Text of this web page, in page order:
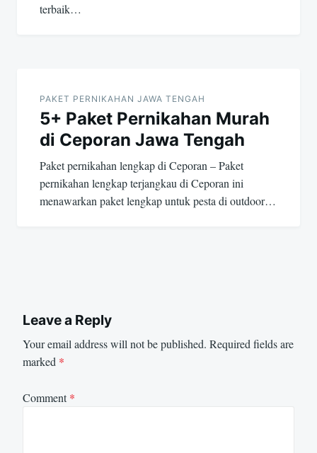
terbaik…
PAKET PERNIKAHAN JAWA TENGAH
5+ Paket Pernikahan Murah
di Ceporan Jawa Tengah
Paket pernikahan lengkap di Ceporan – Paket
pernikahan lengkap terjangkau di Ceporan ini
menawarkan paket lengkap untuk pesta di outdoor…
Leave a Reply
Your email address will not be published. Required fields are
marked *
Comment*